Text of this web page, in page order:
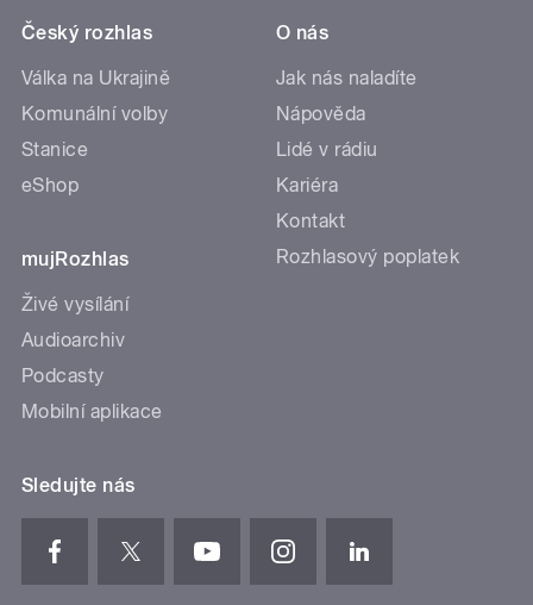
Český rozhlas
Válka na Ukrajině
Komunální volby
Stanice
eShop
mujRozhlas
Živé vysílání
Audioarchiv
Podcasty
Mobilní aplikace
O nás
Jak nás naladíte
Nápověda
Lidé v rádiu
Kariéra
Kontakt
Rozhlasový poplatek
Sledujte nás